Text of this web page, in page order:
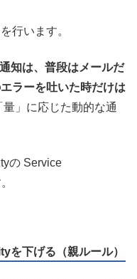
行います。
知は、普段はメールだ
ラーを吐いた時だけは
量」に応じた動的な通
の Service
下げる（親ルール）